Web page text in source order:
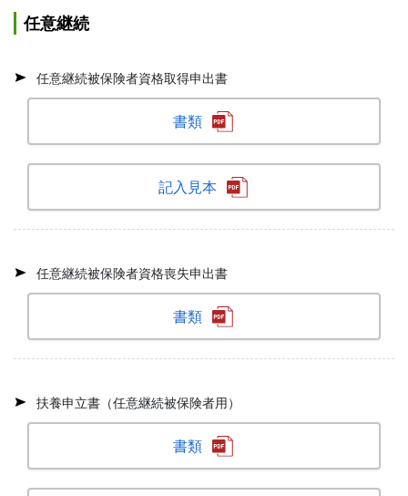
任意継続
任意継続被保険者資格取得申出書
書類
記入見本
任意継続被保険者資格喪失申出書
書類
扶養申立書（任意継続被保険者用）
書類